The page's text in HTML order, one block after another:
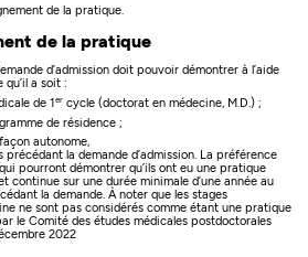
de la pratique.
de la pratique
d’admission doit pouvoir démontrer à l’aide
a soit :
de 1er cycle (doctorat en médecine, M.D.) ;
de résidence ;
autonome,
précédant la demande d’admission. La préférence
pourront démontrer qu’ils ont eu une pratique
continue sur une durée minimale d’une année au
la demande. À noter que les stages
ne sont pas considérés comme étant une pratique
le Comité des études médicales postdoctorales
2022